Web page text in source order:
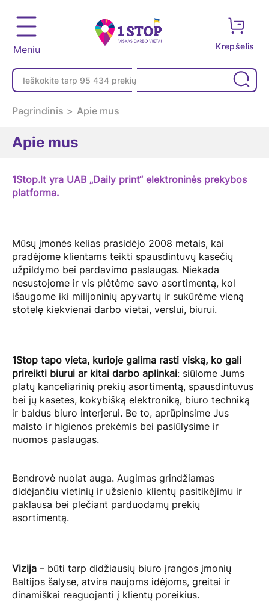
Meniu Krepšelis
Pagrindinis Apie mus
Apie mus
1Stop.lt yra UAB „Daily print“ elektroninės prekybos
platforma.
Mūsų įmonės kelias prasidėjo 2008 metais, kai
pradėjome klientams teikti spausdintuvų kasečių
užpildymo bei pardavimo paslaugas. Niekada
nesustojome ir vis plėtėme savo asortimentą, kol
išaugome iki milijoninių apyvartų ir sukūrėme vieną
stotelę kiekvienai darbo vietai, verslui, biurui.
1Stop tapo vieta, kurioje galima rasti viską, ko gali
prireikti biurui ar kitai darbo aplinkai: siūlome Jums
platų kanceliarinių prekių asortimentą, spausdintuvus
bei jų kasetes, kokybišką elektroniką, biuro techniką
ir baldus biuro interjerui. Be to, aprūpinsime Jus
maisto ir higienos prekėmis bei pasiūlysime ir
nuomos paslaugas.
Bendrovė nuolat auga. Augimas grindžiamas
didėjančiu vietinių ir užsienio klientų pasitikėjimu ir
paklausa bei plečiant parduodamų prekių
asortimentą.
Vizija – būti tarp didžiausių biuro įrangos įmonių
Baltijos šalyse, atvira naujoms idėjoms, greitai ir
dinamiškai reaguojanti į klientų poreikius.